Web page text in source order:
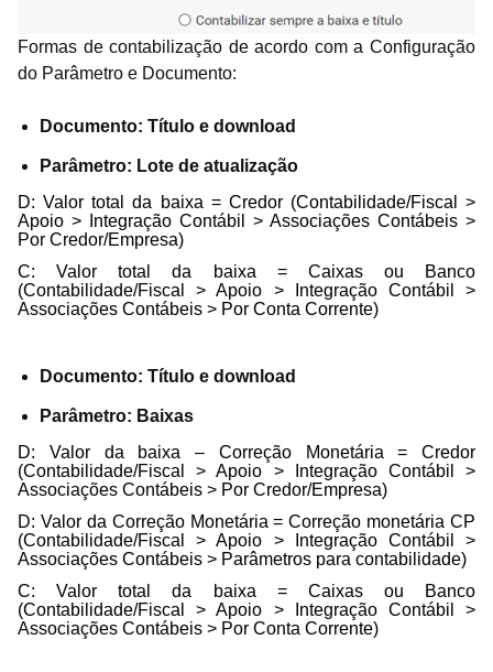
Formas de contabilização de acordo com a Configuração
do Parâmetro e Documento:
Documento: Título e download
Parâmetro: Lote de atualização
D: Valor total da baixa = Credor (Contabilidade/Fiscal >
Apoio > Integração Contábil > Associações Contábeis >
Por Credor/Empresa)
C: Valor total da baixa = Caixas ou Banco
(Contabilidade/Fiscal > Apoio > Integração Contábil >
Associações Contábeis > Por Conta Corrente)
Documento: Título e download
Parâmetro: Baixas
D: Valor da baixa – Correção Monetária = Credor
(Contabilidade/Fiscal > Apoio > Integração Contábil >
Associações Contábeis > Por Credor/Empresa)
D: Valor da Correção Monetária = Correção monetária CP
(Contabilidade/Fiscal > Apoio > Integração Contábil >
Associações Contábeis > Parâmetros para contabilidade)
C: Valor total da baixa = Caixas ou Banco
(Contabilidade/Fiscal > Apoio > Integração Contábil >
Associações Contábeis > Por Conta Corrente)